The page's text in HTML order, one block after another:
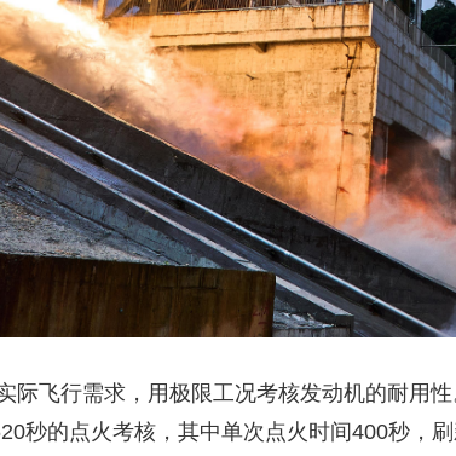
热播榜 总台企业白名单
飞行需求，用极限工况考核发动机的耐用
秒的点火考核，其中单次点火时间400秒，